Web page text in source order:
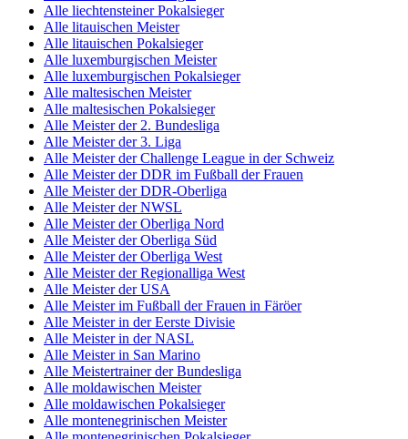
Alle liechtensteiner Pokalsieger
Alle litauischen Meister
Alle litauischen Pokalsieger
Alle luxemburgischen Meister
Alle luxemburgischen Pokalsieger
Alle maltesischen Meister
Alle maltesischen Pokalsieger
Alle Meister der 2. Bundesliga
Alle Meister der 3. Liga
Alle Meister der Challenge League in der Schweiz
Alle Meister der DDR im Fußball der Frauen
Alle Meister der DDR-Oberliga
Alle Meister der NWSL
Alle Meister der Oberliga Nord
Alle Meister der Oberliga Süd
Alle Meister der Oberliga West
Alle Meister der Regionalliga West
Alle Meister der USA
Alle Meister im Fußball der Frauen in Färöer
Alle Meister in der Eerste Divisie
Alle Meister in der NASL
Alle Meister in San Marino
Alle Meistertrainer der Bundesliga
Alle moldawischen Meister
Alle moldawischen Pokalsieger
Alle montenegrinischen Meister